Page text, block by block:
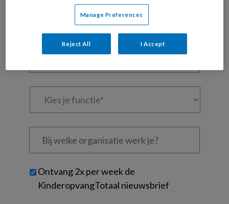
mailadres?
wachtwoord* *
Kies
Bij
welke
je?
Untitled
Ontvang 2x per week de
KinderopvangTotaal nieuwsbrief
Manage Preferences
Reject All I Accept